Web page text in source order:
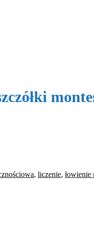
, liczenie, łowienie